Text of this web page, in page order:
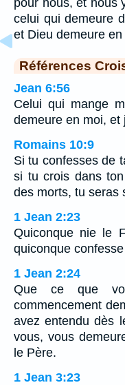
celui qui demeure
et Dieu demeure
Références
Jean 6:56
Celui qui mange
demeure en moi, et
Romains 10:9
Si tu confesses de
si tu crois dans
des morts, tu seras
1 Jean 2:23
Quiconque nie le
quiconque
1 Jean 2:24
Que ce que
commencement
avez entendu dès
vous, vous
le Père.
1 Jean 3:23